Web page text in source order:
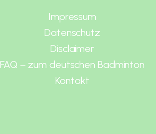
Impressum
Datenschutz
Disclaimer
FAQ – zum deutschen Badminton
Kontakt